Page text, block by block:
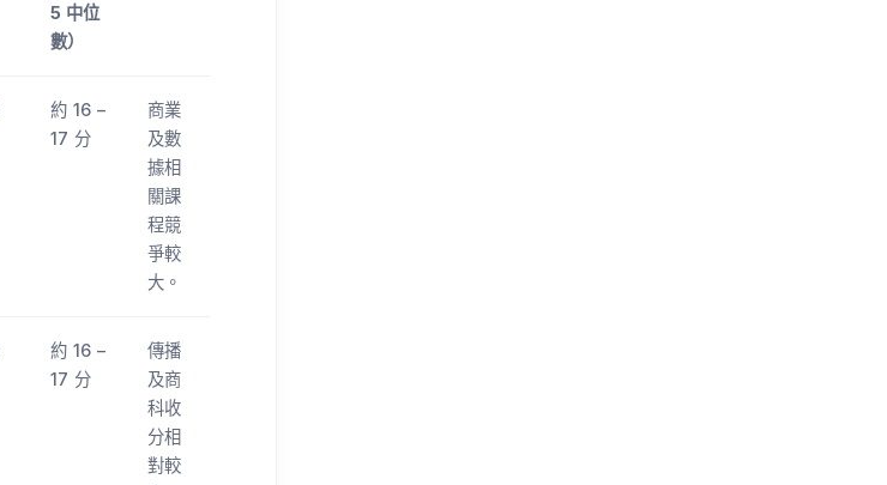
5 中位
數）
約 16 –
17 分
商業
及數
據相
關課
程競
爭較
大。
約 16 –
17 分
傳播
及商
科收
分相
對較